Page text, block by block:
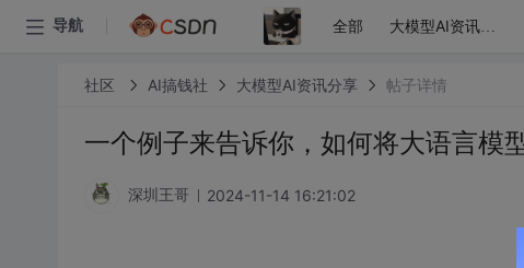
导航 全部 大模型AI资讯分享
社区 AI搞钱社 大模型AI资讯分享 帖子详情
一个例子来告诉你，如何将大语言模
深圳王哥 2024-11-14 16:21:02